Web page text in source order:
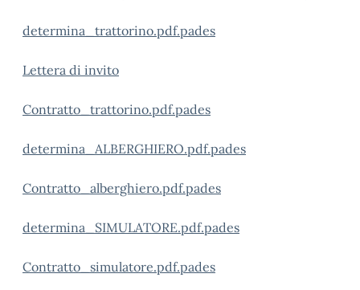
determina_trattorino.pdf.pades
Lettera di invito
Contratto_trattorino.pdf.pades
determina_ALBERGHIERO.pdf.pades
Contratto_alberghiero.pdf.pades
determina_SIMULATORE.pdf.pades
Contratto_simulatore.pdf.pades